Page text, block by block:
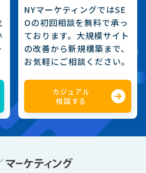
NYマーケティングではSE
Oの初回相談を無料で承っ
ております。大規模サイト
の改善から新規構築まで、
お気軽にご相談ください。
カジュアル
相談する